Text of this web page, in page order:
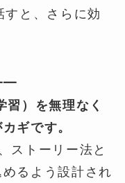
すと、さらに効
習）を無理なく
ギです。
ストーリー法と
るよう設計され